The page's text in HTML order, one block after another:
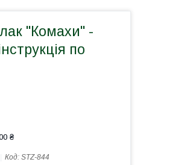
"Комахи" -
по
₴
Код: STZ-844